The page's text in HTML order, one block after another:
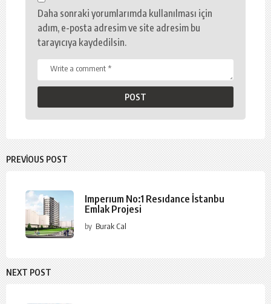
Daha sonraki yorumlarımda kullanılması için
adım, e-posta adresim ve site adresim bu
tarayıcıya kaydedilsin.
PREVIOUS POST
Imperıum No:1 Resıdance İstanbu
Emlak Projesi
by Burak Cal
NEXT POST